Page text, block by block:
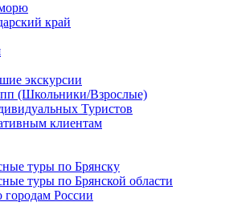
край
экскурсии
(Школьники/Взрослые)
Туристов
клиентам
туры по Брянску
туры по Брянской области
России